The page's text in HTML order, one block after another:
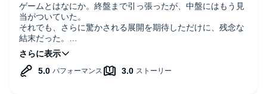
ゲームとはなにか。終盤まで引っ張ったが、中盤にはもう見
当がついていた。
それでも、さらに驚かされる展開を期待しただけに、残念な
結末だった。
文中、作者は「目線」という単語を多用しているが、本来の
意味では誤用だ。「憮然とする」も誤用が定着しているが、
プロの作家が誤用してはまずいだろう。